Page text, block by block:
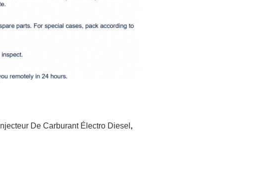
Injecteur De Carburant Électro Diesel ,